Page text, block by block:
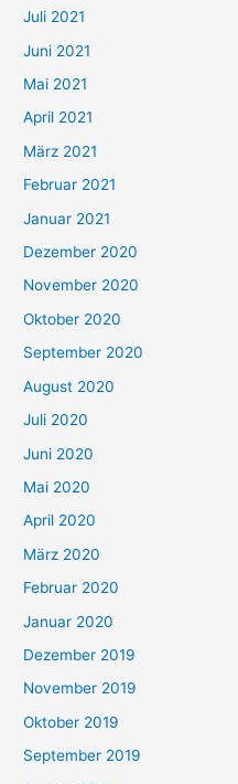
a
c
h
:
Juli 2021
Juni 2021
Mai 2021
April 2021
März 2021
Februar 2021
Januar 2021
Dezember 2020
November 2020
Oktober 2020
September 2020
August 2020
Juli 2020
Juni 2020
Mai 2020
April 2020
März 2020
Februar 2020
Januar 2020
Dezember 2019
November 2019
Oktober 2019
September 2019